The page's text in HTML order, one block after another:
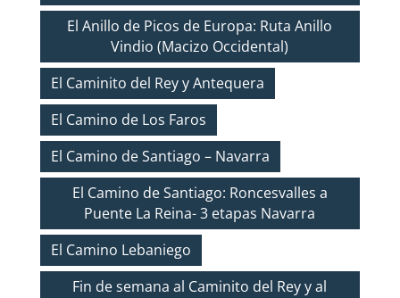
El Anillo de Picos de Europa: Ruta Anillo
Vindio (Macizo Occidental)
El Caminito del Rey y Antequera
El Camino de Los Faros
El Camino de Santiago – Navarra
El Camino de Santiago: Roncesvalles a
Puente La Reina- 3 etapas Navarra
El Camino Lebaniego
Fin de semana al Caminito del Rey y al